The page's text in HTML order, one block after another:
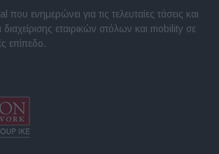
που ενημερώνει για τις τελευταίες τάσεις και
διαχείρισης εταιρικών στόλων και mobility σε
επίπεδο.